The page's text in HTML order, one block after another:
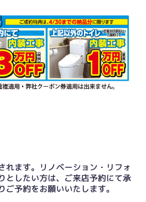
れます。リノベーション・リフォ
したい方は、 ご来店予約にて承
予約をお願いいたします。